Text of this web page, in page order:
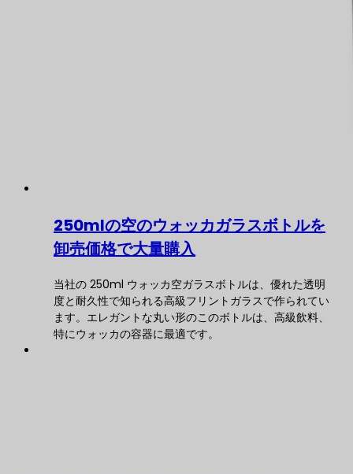
250mlの空のウォッカガラスボトルを
卸売価格で大量購入
当社の 250ml ウォッカ空ガラスボトルは、優れた透明
度と耐久性で知られる高級フリントガラスで作られてい
ます。エレガントな丸い形のこのボトルは、高級飲料、
特にウォッカの容器に最適です。